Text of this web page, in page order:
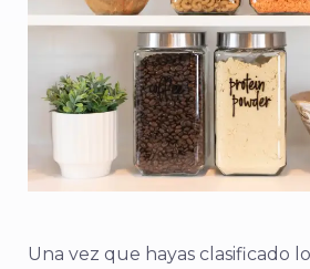
Una vez que hayas clasificado